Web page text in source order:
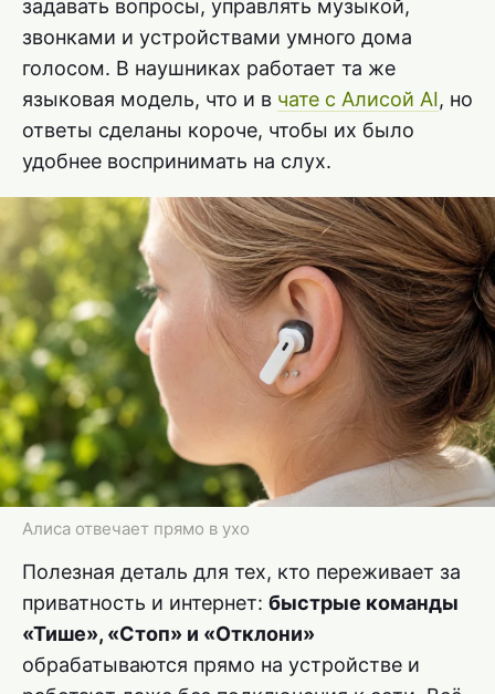
задавать вопросы, управлять музыкой,
звонками и устройствами умного дома
голосом. В наушниках работает та же
языковая модель, что и в чате с Алисой AI, но
ответы сделаны короче, чтобы их было
удобнее воспринимать на слух.
Алиса отвечает прямо в ухо
Полезная деталь для тех, кто переживает за
приватность и интернет: быстрые команды
«Тише», «Стоп» и «Отклони»
обрабатываются прямо на устройстве и